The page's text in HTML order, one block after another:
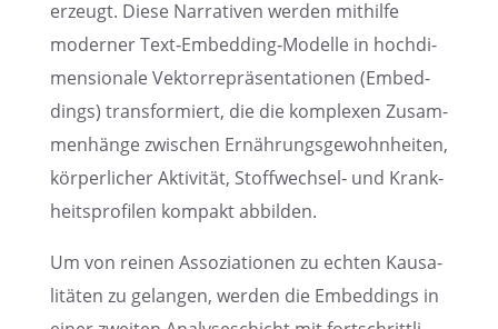
erzeugt. Diese Narra­ti­ven werden mithilfe
moder­ner Text‑Embedding‑Modelle in hochdi­
men­sio­nale Vektor­re­prä­sen­ta­tio­nen (Embed­
dings) trans­for­miert, die die komple­xen Zusam­
men­hänge zwischen Ernäh­rungs­ge­wohn­hei­ten,
körper­li­cher Aktivi­tät, Stoffwechsel‑ und Krank­
heits­pro­fi­len kompakt abbilden.
Um von reinen Assozia­tio­nen zu echten Kausa­
li­tä­ten zu gelan­gen, werden die Embed­dings in